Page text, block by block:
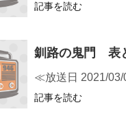
記事を読む
釧路の鬼門 表
≪放送日 2021/03/
記事を読む